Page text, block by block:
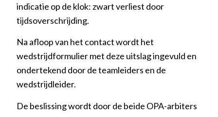
indicatie op de klok: zwart verliest door
tijdsoverschrijding.
Na afloop van het contact wordt het
wedstrijdformulier met deze uitslag ingevuld en
ondertekend door de teamleiders en de
wedstrijdleider.
De beslissing wordt door de beide OPA-arbiters